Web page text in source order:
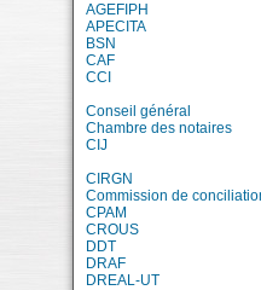
AGEFIPH
APECITA
BSN
CAF
CCI
Conseil général
Chambre des notaires
CIJ
CIRGN
Commission de
CPAM
CROUS
DDT
DRAF
DREAL-UT